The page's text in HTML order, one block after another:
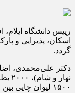
رییس دانشگاه
اسکان، پذیرایی و
گردد.
۱۵۰۰ لیوان چایی بین زائرین عزیز توزیع می‌گردد.